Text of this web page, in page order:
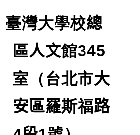
臺灣大學校總
區人文館345
室（台北市大
安區羅斯福路